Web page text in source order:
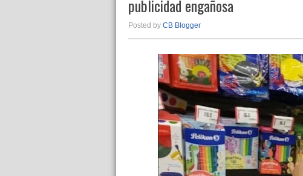
publicidad engañosa
Posted by CB Blogger